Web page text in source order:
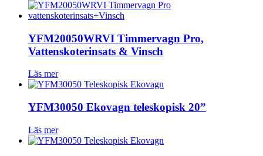
YFM20050WRVI Timmervagn Pro,
Vattenskoterinsats & Vinsch
Läs mer
YFM30050 Ekovagn teleskopisk 20”
Läs mer